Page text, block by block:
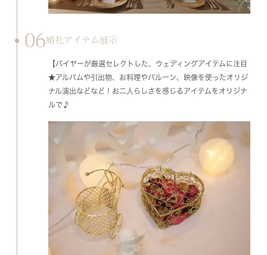
06婚礼アイテム展示
【バイヤーが厳選セレクトした、ウェディングアイテムに注目
★アルバムや引出物、お料理やバルーン、映像を使ったオリジ
ナル演出などなど！お二人らしさを感じるアイテムをオリジナ
ルで♪